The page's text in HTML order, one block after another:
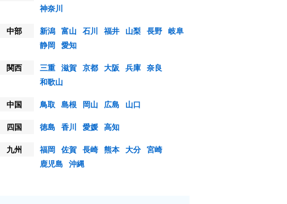
神奈川
中部
新潟 富山 石川 福井 山梨 長野 岐阜
静岡 愛知
関西
三重 滋賀 京都 大阪 兵庫 奈良
和歌山
中国
鳥取 島根 岡山 広島
山口
四国
徳島 香川 愛媛 高知
九州
福岡 佐賀 長崎 熊本 大分 宮崎
鹿児島 沖縄